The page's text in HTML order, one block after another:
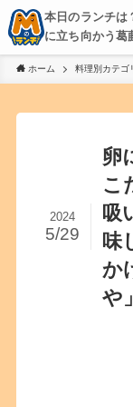
本日のランチは
に立ち向かう葛
京都・神戸を中
き、飲み歩きを
ホーム 料理別カテゴ
卵
こ
吸
味
か
や」
2024
5/29